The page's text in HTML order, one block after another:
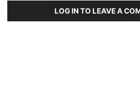
LOG IN TO LEAVE A